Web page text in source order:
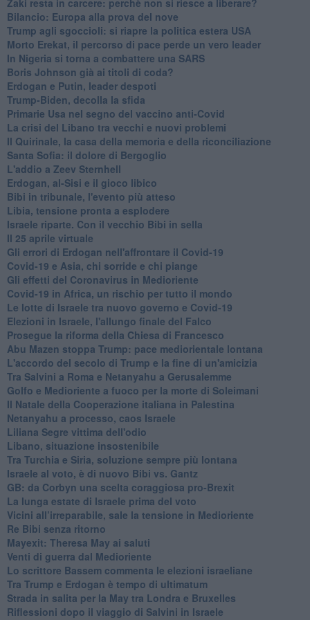
Bilancio: Europa alla prova del nove
Trump agli sgoccioli: si riapre la politica estera USA
Morto Erekat, il percorso di pace perde un vero leader
In Nigeria si torna a combattere una SARS
Boris Johnson già ai titoli di coda?
Erdogan e Putin, leader despoti
Trump-Biden, decolla la sfida
Primarie Usa nel segno del vaccino anti-Covid
La crisi del Libano tra vecchi e nuovi problemi
Il Quirinale, la casa della memoria e della riconciliazione
Santa Sofia: il dolore di Bergoglio
L'addio a ​Zeev Sternhell
Erdogan, al-Sisi e il gioco libico
Bibi in tribunale, l'evento più atteso
Libia, tensione pronta a esplodere
Israele riparte. Con il vecchio Bibi in sella
Il 25 aprile virtuale
Gli errori di Erdogan nell'affrontare il Covid-19
Covid-19 e Asia, chi sorride e chi piange
Gli effetti del Coronavirus in Medioriente
Covid-19 in Africa, un rischio per tutto il mondo
Le lotte di Israele tra nuovo governo e Covid-19
Elezioni in Israele, l'allungo finale del Falco
Prosegue la riforma della Chiesa di Francesco
Abu Mazen stoppa Trump: pace mediorientale lontana
L'accordo del secolo di Trump e la fine di un'amicizia
Tra Salvini a Roma e Netanyahu a Gerusalemme
Golfo e Medioriente a fuoco per la morte di Soleimani
Il Natale della Cooperazione italiana in Palestina
Netanyahu a processo, caos Israele
Liliana Segre vittima dell'odio
Libano, situazione insostenibile
Tra Turchia e Siria, soluzione sempre più lontana
Israele al voto, è di nuovo Bibi vs. Gantz
GB: da Corbyn una scelta coraggiosa pro-Brexit
La lunga estate di Israele prima del voto
Vicini all’irreparabile, sale la tensione in Medioriente
Re Bibi senza ritorno
Mayexit: Theresa May ai saluti
Venti di guerra dal Medioriente
Lo scrittore Bassem commenta le elezioni israeliane
Tra Trump e Erdogan è tempo di ultimatum
Strada in salita per la May tra Londra e Bruxelles
Riflessioni dopo il viaggio di Salvini in Israele